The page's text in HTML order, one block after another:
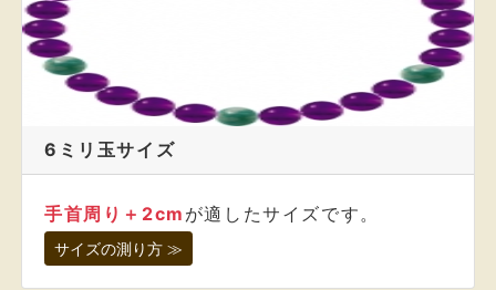
6ミリ玉サイズ
手首周り＋2cm が適したサイズです。
サイズの測り方 ≫